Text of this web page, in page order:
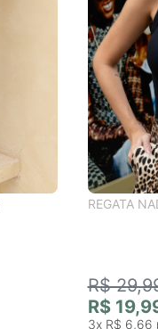
REGATA
R$
R$
3x R$ 6,66